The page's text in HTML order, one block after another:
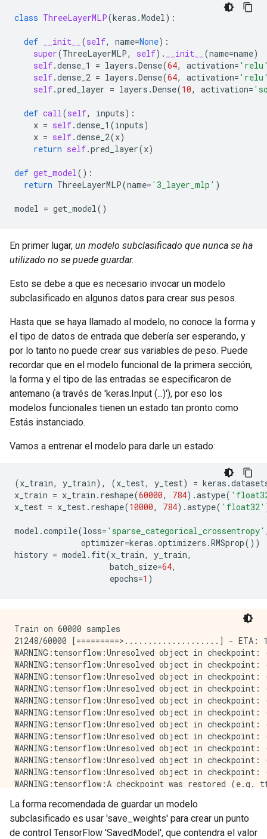
class ThreeLayerMLP(keras .Model):
def __init__ (self, name=None):
super(ThreeLayerMLP, self) . __init__ (name=name)
self.dense_1 = layers .Dense(64, activation=
self.dense_2 = layers .Dense(64, activation=
self.pred_layer = layers .Dense(10, activation=
def call(self, inputs):
x = self.dense_1 (inputs)
x = self.dense_2(x)
return self.pred_layer(x)
def get_model():
return ThreeLayerMLP(name= '3_layer_mlp' )
model = get_model()
En primer lugar, un modelo subclasificado que nunca se ha
utilizado no se puede guardar..
Esto se debe a que es necesario invocar un modelo
subclasificado en algunos datos para crear sus pesos.
Hasta que se haya llamado al modelo, no conoce la forma y
el tipo de datos de entrada que debería ser esperando, y
por lo tanto no puede crear sus variables de peso. Puede
recordar que en el modelo funcional de la primera sección,
la forma y el tipo de las entradas se especificaron de
antemano (a través de 'keras.Input (...)'), por eso los
modelos funcionales tienen un estado tan pronto como
Estás instanciado.
Vamos a entrenar el modelo para darle un estado:
(x_train, y_train), (x_test, y_test) = keras .
x_train = x_train . reshape(60000, 784) .astype(
x_test = x_test. reshape(10000, 784) .astype( 'float32'
model .compile(loss= 'sparse_categorical_crossentropy'
optimizer=keras .optimizers .RMSprop())
history = model . fit(x_train, y_train,
batch_size=64,
epochs=1 )
Train on 60000 samples
21248/60000 [=========>....................] - ETA:
WARNING:tensorflow:Unresolved object in
WARNING:tensorflow:Unresolved object in
WARNING:tensorflow:Unresolved object in
WARNING:tensorflow:Unresolved object in
WARNING:tensorflow:Unresolved object in
WARNING:tensorflow:Unresolved object in
WARNING:tensorflow:Unresolved object in
WARNING:tensorflow:Unresolved object in
WARNING:tensorflow:Unresolved object in
WARNING:tensorflow:Unresolved object in
WARNING:tensorflow:Unresolved object in
WARNING:tensorflow:A checkpoint was restored
La forma recomendada de guardar un modelo
subclasificado es usar 'save_weights' para crear un punto
de control TensorFlow 'SavedModel', que contendra el valor